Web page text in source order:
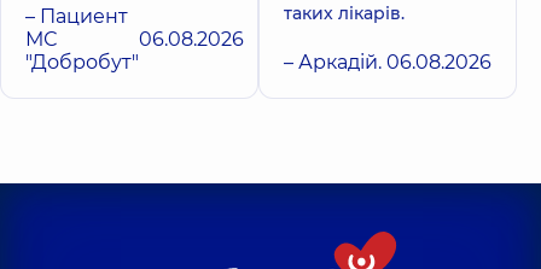
Татарская, 2-Е, г. Киев
– Пациент
МС
"Добробут"
06.08.2026
таких лікарів.
– Аркадій. 06.08.2026